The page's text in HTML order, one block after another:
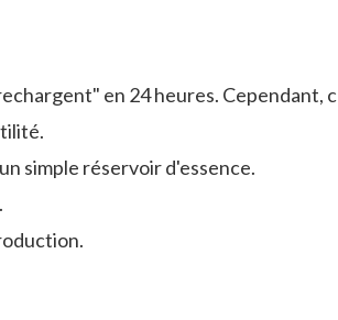
en 24 heures. Cependant,
simple réservoir d'essence.